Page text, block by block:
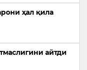
ҳал қила
айтди